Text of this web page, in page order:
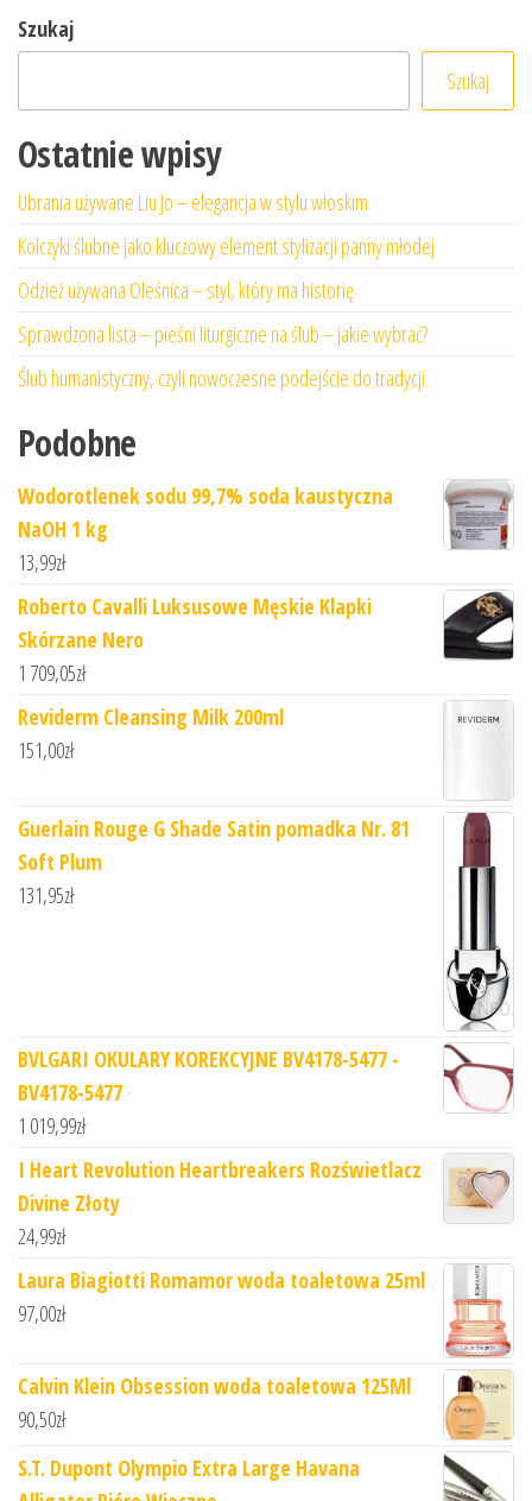
Szukaj
Szukaj
Ostatnie wpisy
Ubrania używane Liu Jo – elegancja w stylu włoskim
Kolczyki ślubne jako kluczowy element stylizacji panny młodej
Odzież używana Oleśnica – styl, który ma historię
Sprawdzona lista – pieśni liturgiczne na ślub – jakie wybrać?
Ślub humanistyczny, czyli nowoczesne podejście do tradycji
Podobne
Wodorotlenek sodu 99,7% soda kaustyczna
NaOH 1 kg
13,99zł
Roberto Cavalli Luksusowe Męskie Klapki
Skórzane Nero
1 709,05zł
Reviderm Cleansing Milk 200ml
151,00zł
Guerlain Rouge G Shade Satin pomadka Nr. 81
Soft Plum
131,95zł
BVLGARI OKULARY KOREKCYJNE BV4178-5477 -
BV4178-5477
1 019,99zł
I Heart Revolution Heartbreakers Rozświetlacz
Divine Złoty
24,99zł
Laura Biagiotti Romamor woda toaletowa 25ml
97,00zł
Calvin Klein Obsession woda toaletowa 125Ml
90,50zł
S.T. Dupont Olympio Extra Large Havana